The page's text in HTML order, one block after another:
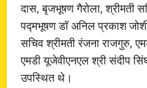
दास, बृजभूषण गैरोला, श्रीमती
पद्मभूषण डॉ अनिल प्रकाश
सचिव श्रीमती रंजना राजगुरु,
एमडी यूजेवीएनएल श्री संदीप
उपस्थित थे।